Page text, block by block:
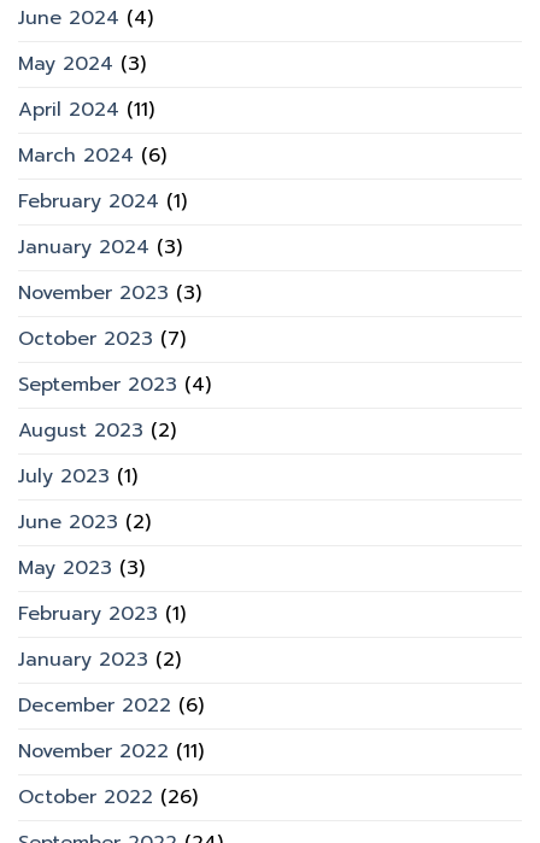
June 2024 (4)
May 2024 (3)
April 2024 (11)
March 2024 (6)
February 2024 (1)
January 2024 (3)
November 2023 (3)
October 2023 (7)
September 2023 (4)
August 2023 (2)
July 2023 (1)
June 2023 (2)
May 2023 (3)
February 2023 (1)
January 2023 (2)
December 2022 (6)
November 2022 (11)
October 2022 (26)